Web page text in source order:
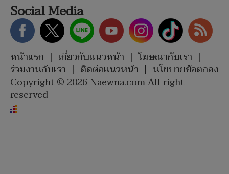
Social Media
หน้าแรก | เกี่ยวกับแนวหน้า | โฆษณากับเรา |
ร่วมงานกับเรา | ติดต่อแนวหน้า | นโยบายข้อตกลง
Copyright © 2026 Naewna.com All right
reserved